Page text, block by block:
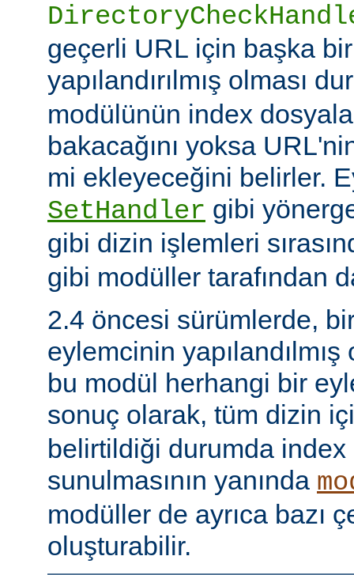
geçerli URL için başka
yapılandırılmış olması
modülünün index
bakacağını yoksa
mi ekleyeceğini belirler.
SetHandler gibi
gibi dizin işlemleri
gibi modüller tarafından
2.4 öncesi sürümlerde,
eylemcinin
bu modül herhangi bir
sonuç olarak, tüm dizin
belirtildiği durumda index
sunulmasının yanında
modüller de ayrıca bazı
oluşturabilir.